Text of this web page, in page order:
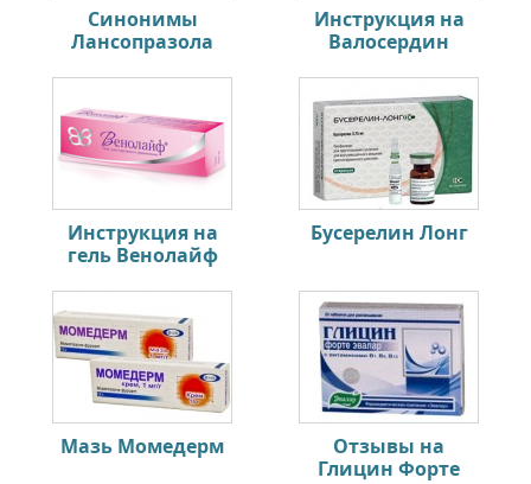
Синонимы
Лансопразола
Инструкция на
Валосердин
Инструкция на
гель Венолайф
Бусерелин Лонг
Мазь Момедерм
Отзывы на
Глицин Форте